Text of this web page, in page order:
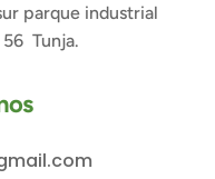
parque industrial
Tunja.